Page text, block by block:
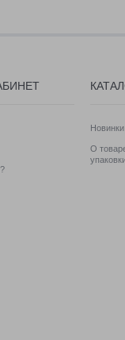
Новинки
О